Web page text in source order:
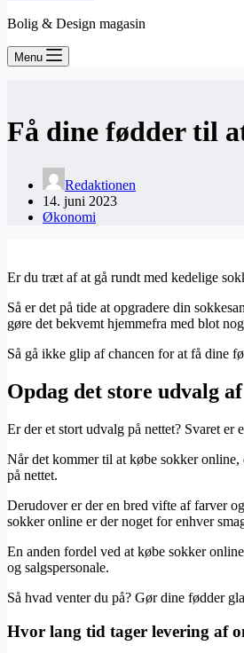
Bolig & Design magasin
Menu
Få dine fødder til
Redaktionen
14. juni 2023
Økonomi
Er du træt af at gå rundt med kedelige
Så er det på tide at opgradere din
gøre det bekvemt hjemmefra med blot
Så gå ikke glip af chancen for at få dine
Opdag det store udvalg
Er der et stort udvalg på nettet? Svaret er
Når det kommer til at købe sokker
på nettet.
Derudover er der en bred vifte af farver
sokker online er der noget for enhver
En anden fordel ved at købe sokker
og salgspersonale.
Så hvad venter du på? Gør dine fødder
Hvor lang tid tager levering af